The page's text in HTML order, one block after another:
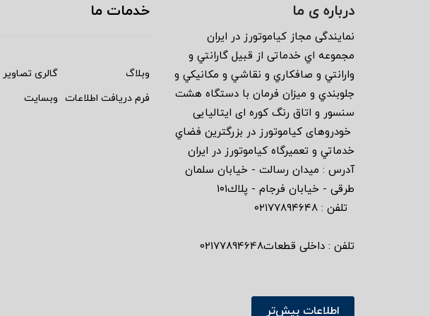
درباره ی ما
نمايندگى مجاز كياموتورز در ايران
مجموعه اي خدماتى از قبيل گارانتي و
وارانتي و صافكاري و نقاشي و مكانيكي و
جلوبندي و ميزان فرمان با دستگاه هشت
سنسور و اتاق رنگ كوره اى ايتاليايى
خودروهاى كياموتورز در بزرگترين فضاي
خدماتي و تعميرگاه كياموتورز در ايران
آدرس : ميدان رسالت - خيابان سلمان
طرقى - خيابان فرجام - پلاك١٠١
تلفن : ٠٢١٧٧٨٩٤٦٤٨
تلفن : داخلی قطعات02177894648
اطلاعات بیش‌تر
خدمات ما
وبلاگ
گالری تصاویر
فرم دریافت اطلاعات وبسایت